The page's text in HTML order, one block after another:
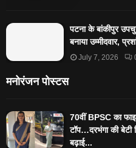
पटना के बांकीपुर
बनाया उम्मीदवार,
July 7, 2026
मनोरंजन पोस्टस
70वीं BPSC का
टॉप…दरभंगा की बेटी
बढ़ाई...